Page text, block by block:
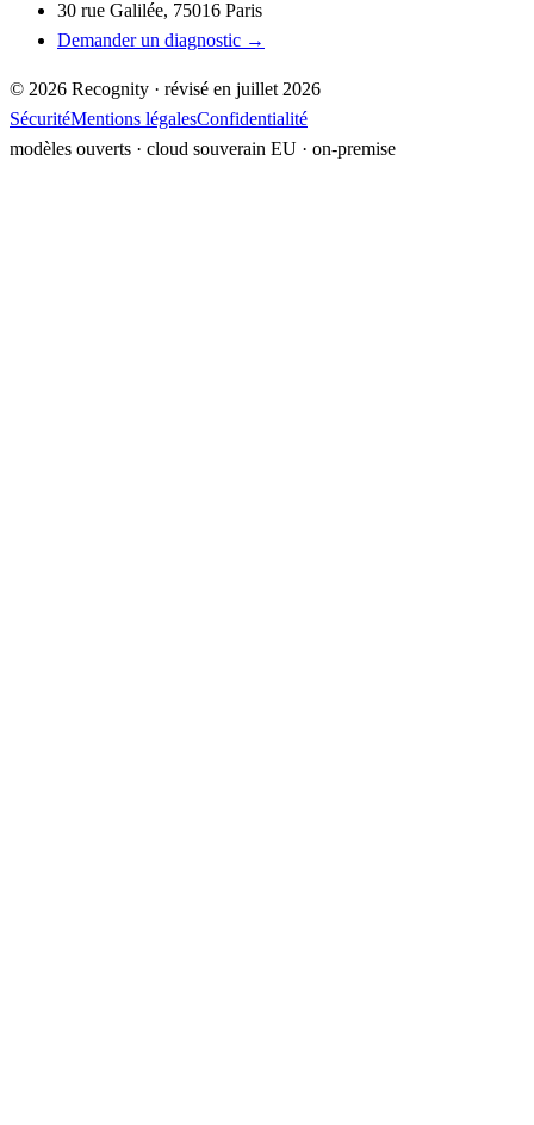
30 rue Galilée, 75016 Paris
Demander un diagnostic →
© 2026 Recognity · révisé en juillet 2026
SécuritéMentions légalesConfidentialité
modèles ouverts · cloud souverain EU · on-premise